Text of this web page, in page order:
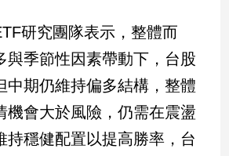
研究團隊表示，整體而
與季節性因素帶動下，台股
中期仍維持偏多結構，整體
機會大於風險，仍需在震盪
持穩健配置以提高勝率，台